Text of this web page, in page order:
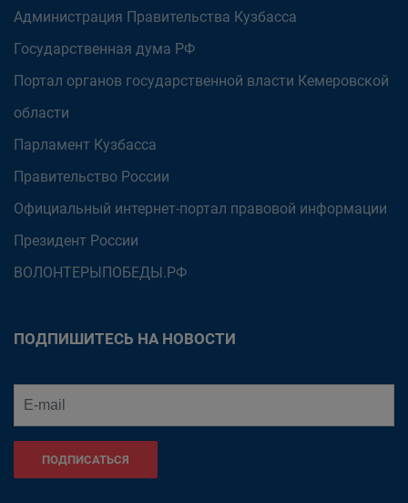
Администрация Правительства Кузбасса
Государственная дума РФ
Портал органов государственной власти Кемеровской
области
Парламент Кузбасса
Правительство России
Официальный интернет-портал правовой информации
Президент России
ВОЛОНТЕРЫПОБЕДЫ.РФ
ПОДПИШИТЕСЬ НА НОВОСТИ
ПОДПИСАТЬСЯ